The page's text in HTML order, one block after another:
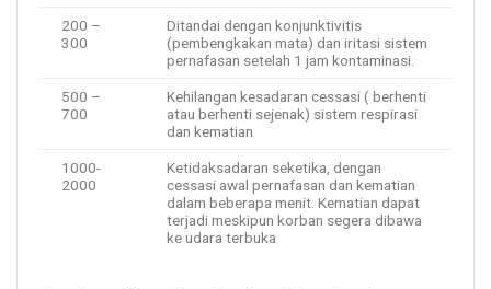
200 –
300
Ditandai dengan konjunktivitis
(pembengkakan mata) dan iritasi sistem
pernafasan setelah 1 jam kontaminasi.
500 –
700
Kehilangan kesadaran cessasi ( berhenti
atau berhenti sejenak) sistem respirasi
dan kematian
1000-
2000
Ketidaksadaran seketika, dengan
cessasi awal pernafasan dan kematian
dalam beberapa menit. Kematian dapat
terjadi meskipun korban segera dibawa
ke udara terbuka